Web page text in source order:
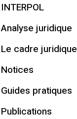
INTERPOL
Analyse juridique
Le cadre juridique
Notices
Guides pratiques
Publications